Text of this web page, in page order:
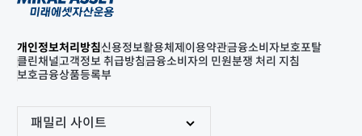
개인정보처리방침신용정보활용체제 이용약관금융소비자보호포탈
클린채널고객정보 취급방침금융소비자의 민원분쟁 처리 지침
보호금융상품등록부
패밀리 사이트